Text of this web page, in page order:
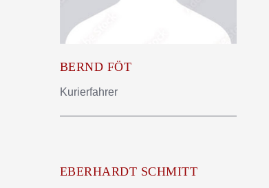
BERND FÖT
Kurierfahrer
EBERHARDT SCHMITT